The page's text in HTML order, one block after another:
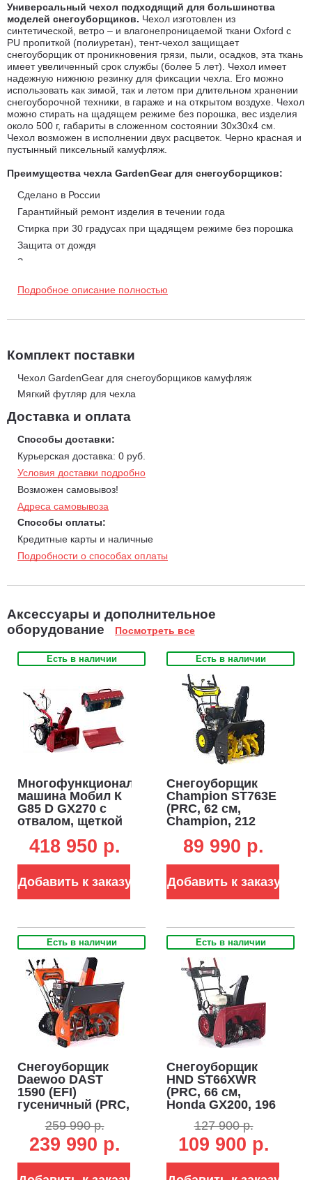
Универсальный чехол подходящий для большинства
моделей снегоуборщиков. Чехол изготовлен из
синтетической, ветро – и влагонепроницаемой ткани Oxford с
PU пропиткой (полиуретан), тент-чехол защищает
снегоуборщик от проникновения грязи, пыли, осадков, эта ткань
имеет увеличенный срок службы (более 5 лет). Чехол имеет
надежную нижнюю резинку для фиксации чехла. Его можно
использовать как зимой, так и летом при длительном хранении
снегоуборочной техники, в гараже и на открытом воздухе. Чехол
можно стирать на щадящем режиме без порошка, вес изделия
около 500 г, габариты в сложенном состоянии 30х30х4 см.
Чехол возможен в исполнении двух расцветок. Черно красная и
пустынный пиксельный камуфляж.
Преимущества чехла GardenGear для снегоуборщиков:
Сделано в России
Гарантийный ремонт изделия в течении года
Стирка при 30 градусах при щадящем режиме без порошка
Защита от дождя
Защита от снега, града и наледи
Защита от небольших царапин и повреждений
Подробное описание полностью
Комплект поставки
Чехол GardenGear для снегоуборщиков камуфляж
Мягкий футляр для чехла
Доставка и оплата
Способы доставки:
Курьерская доставка: 0 руб.
Условия доставки подробно
Возможен самовывоз!
Адреса самовывоза
Способы оплаты:
Кредитные карты и наличные
Подробности о способах оплаты
Аксессуары и дополнительное
оборудование
Посмотреть все
Есть в наличии
Многофункциональная
машина Мобил К
G85 D GX270 с
отвалом, щеткой
снегоуборщиком
(RUS, Honda, 270
дифференциал,
передачи 3+2, 112
418 950 p.
Добавить к заказу
Есть в наличии
Снегоуборщик
Champion ST763E
(PRC, 62 см,
Champion, 212
6/2, эл/стартер
220В, фара, 81 кг)
89 990 p.
Добавить к заказу
Есть в наличии
Снегоуборщик
Daewoo DAST
1590 (EFI)
гусеничный (PRC,
WXE350, 310
куб.см., запуск от
аккумулятора,
фара, 3-х
259 990 р.
239 990 р.
Есть в наличии
Снегоуборщик
HND ST66XWR
(PRC, 66 см,
Honda GX200, 196
фара, подогрев
рукояток, 60 кг)
127 900 р.
109 900 р.